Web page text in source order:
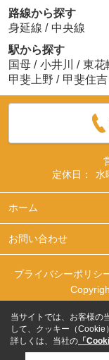
路線から探す
身延線 / 中央線
駅から探す
国母 / 小井川 / 東花
甲斐上野 / 甲斐住吉
定休日：
水
ホーム
お問い合わせ
プライバシーポリシ
当サイトでは、お客様の
して、クッキー（Cookie
詳しくは、当社の 「